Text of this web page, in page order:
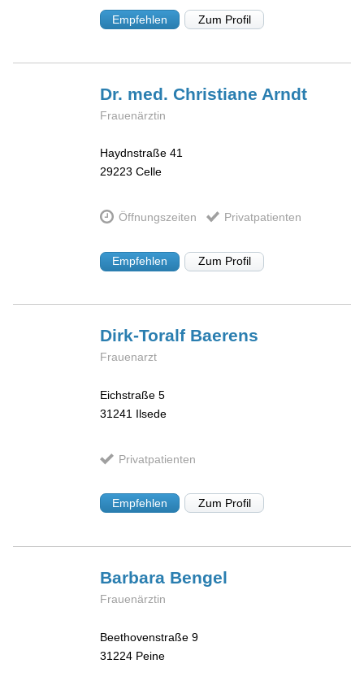
Empfehlen Zum Profil
Dr. med. Christiane Arndt
Frauenärztin
Haydnstraße 41
29223 Celle
Öffnungszeiten Privatpatienten
Empfehlen Zum Profil
Dirk-Toralf Baerens
Frauenarzt
Eichstraße 5
31241 Ilsede
Privatpatienten
Empfehlen Zum Profil
Barbara Bengel
Frauenärztin
Beethovenstraße 9
31224 Peine